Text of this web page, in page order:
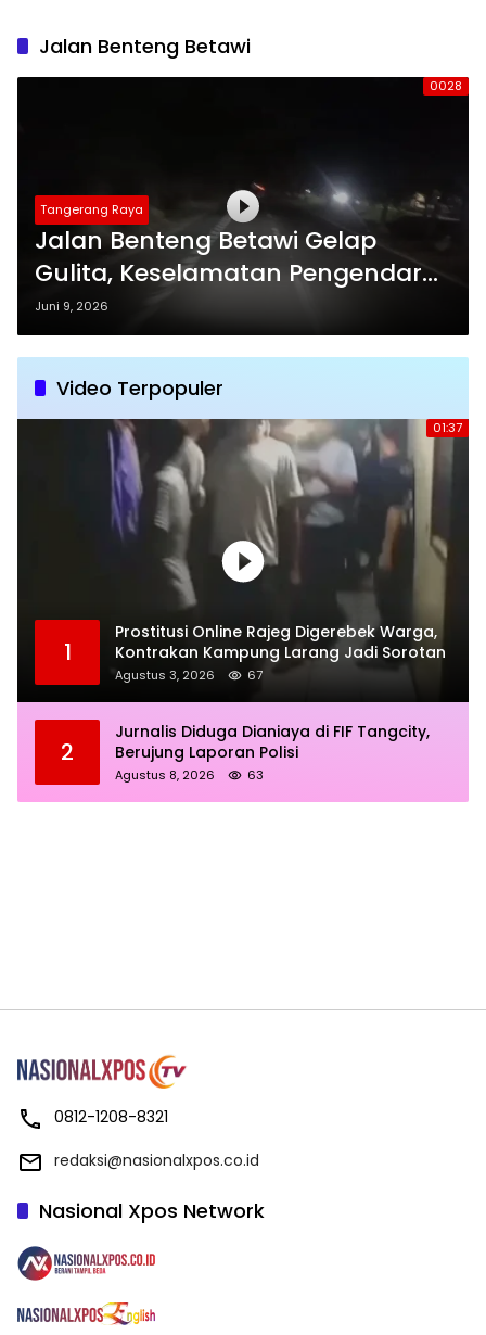
Jalan Benteng Betawi
0028
Tangerang Raya
Jalan Benteng Betawi Gelap
Gulita, Keselamatan Pengendara
Dipertaruhkan
Juni 9, 2026
Video Terpopuler
01:37
1
Prostitusi Online Rajeg Digerebek Warga,
Kontrakan Kampung Larang Jadi Sorotan
Agustus 3, 2026 67
2
Jurnalis Diduga Dianiaya di FIF Tangcity,
Berujung Laporan Polisi
Agustus 8, 2026 63
0812-1208-8321
redaksi@nasionalxpos.co.id
Nasional Xpos Network